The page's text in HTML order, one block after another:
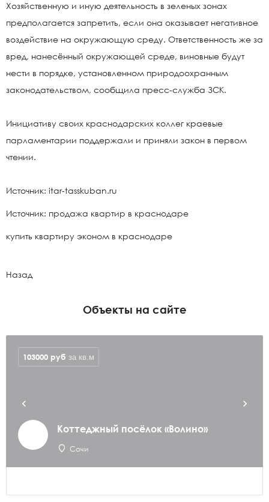
Хозяйственную и иную деятельность в зеленых зонах
предполагается запретить, если она оказывает негативное
воздействие на окружающую среду. Ответственность же за
вред, нанесённый окружающей среде, виновные будут
нести в порядке, установленном природоохранным
законодательством, сообщила пресс-служба ЗСК.
Инициативу своих краснодарских коллег краевые
парламентарии поддержали и приняли закон в первом
чтении.
Источник: itar-tasskuban.ru
Источник: продажа квартир в краснодаре
купить квартиру эконом в краснодаре
Назад
Объекты на сайте
Коттеджный посёлок «Волино»
Сочи
103000 руб за кв.м